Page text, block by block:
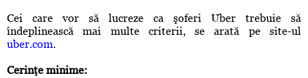
Cei care vor să lucreze ca şoferi Uber trebuie să
îndeplinească mai multe criterii, se arată pe site-ul
uber.com.
Cerinţe minime: